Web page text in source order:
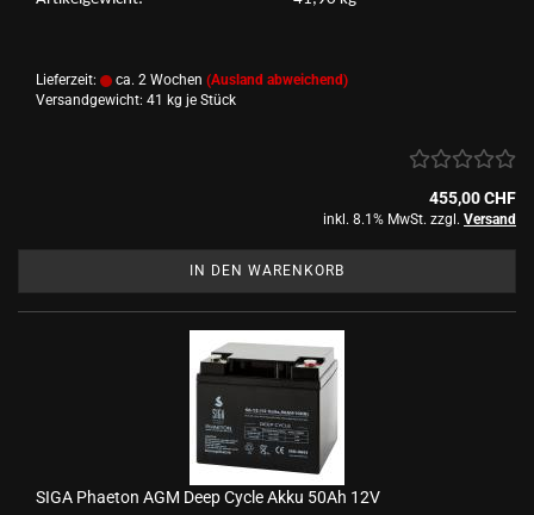
Lieferzeit: ca. 2 Wochen (Ausland abweichend)
Versandgewicht: 41 kg je Stück
455,00 CHF
inkl. 8.1% MwSt. zzgl. Versand
IN DEN WARENKORB
SIGA Phae­ton AGM Deep Cycle Akku 50Ah 12V